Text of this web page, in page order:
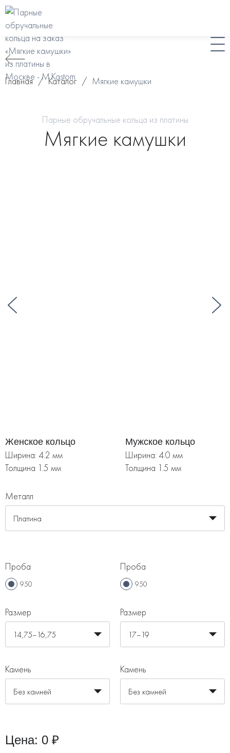
Главная / Каталог / Мягкие камушки
Парные обручальные кольца из платины
Мягкие камушки
Женское кольцо
Ширина: 4.2 мм
Толщина 1.5 мм
Мужское кольцо
Ширина: 4.0 мм
Толщина 1.5 мм
Металл
Платина
Проба
950
Размер
14,75–16,75
Камень
Без камней
Проба
950
Размер
17–19
Камень
Без камней
Цена: 0 ₽